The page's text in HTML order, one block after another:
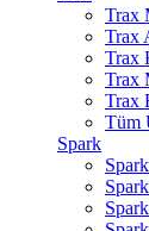
Trax
Trax
Trax
Trax
Trax
Tüm
Spark